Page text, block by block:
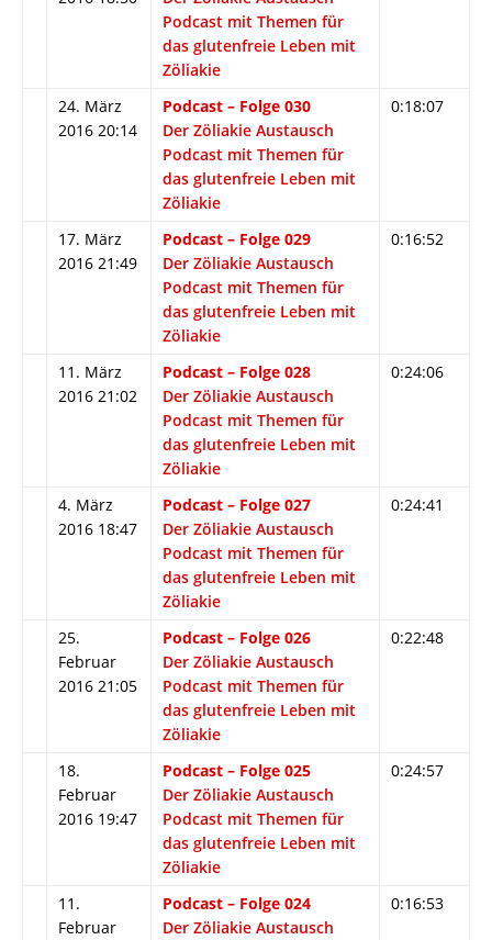
Podcast mit Themen für
das glutenfreie Leben mit
Zöliakie
24. März
2016 20:14
Podcast – Folge 030
Der Zöliakie Austausch
Podcast mit Themen für
das glutenfreie Leben mit
Zöliakie
0:18:07
17. März
2016 21:49
Podcast – Folge 029
Der Zöliakie Austausch
Podcast mit Themen für
das glutenfreie Leben mit
Zöliakie
0:16:52
11. März
2016 21:02
Podcast – Folge 028
Der Zöliakie Austausch
Podcast mit Themen für
das glutenfreie Leben mit
Zöliakie
0:24:06
4. März
2016 18:47
Podcast – Folge 027
Der Zöliakie Austausch
Podcast mit Themen für
das glutenfreie Leben mit
Zöliakie
0:24:41
25.
Februar
2016 21:05
Podcast – Folge 026
Der Zöliakie Austausch
Podcast mit Themen für
das glutenfreie Leben mit
Zöliakie
0:22:48
18.
Februar
2016 19:47
Podcast – Folge 025
Der Zöliakie Austausch
Podcast mit Themen für
das glutenfreie Leben mit
Zöliakie
0:24:57
11.
Februar
Podcast – Folge 024
Der Zöliakie Austausch
0:16:53